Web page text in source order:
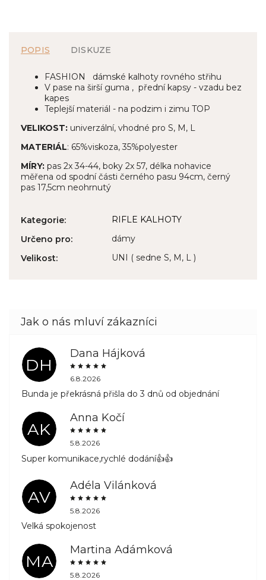
POPIS DISKUZE
FASHION dámské kalhoty rovného střihu
V pase na širší guma , přední kapsy - vzadu bez
kapes
Teplejší materiál - na podzim i zimu TOP
VELIKOST: univerzální, vhodné pro S, M, L
MATERIÁL: 65%viskoza, 35%polyester
MÍRY: pas 2x 34-44, boky 2x 57, délka nohavice
měřena od spodní části černého pasu 94cm, černý
pas 17,5cm neohrnutý
Kategorie:
RIFLE KALHOTY
Určeno pro:
dámy
Velikost: UNI ( sedne S, M, L )
DH
Dana Hájková
6.8.2026
Bunda je překrásná přišla do 3 dnů od objednání
AK
Anna Kočí
5.8.2026
Super komunikace,rychlé dodání👍👍
AV
Adéla Vilánková
5.8.2026
Velká spokojenost
MA
Martina Adámková
5.8.2026